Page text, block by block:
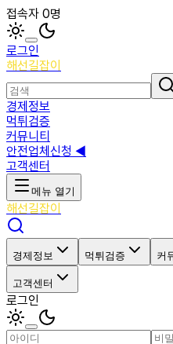
접속자 0명
로그인
해선길잡이
경제정보
먹튀검증
커뮤니티
안전업체신청 ◀
고객센터
메뉴 열기
해선길잡이
경제정보 먹튀검증 커
고객센터
로그인